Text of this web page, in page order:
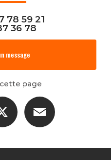
78 59 21
36 78
message
page